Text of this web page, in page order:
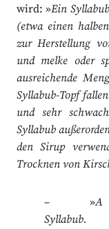
wird: »Ein
(etwa einen
zur Herstellung
und melke oder
ausreichende
Syllabub-Topf
und sehr
Syllabub
den Sirup
Trocknen von
– »A
Syllabub.